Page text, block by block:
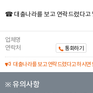
☎ 대출나라를 보고 연락드렸다고
업체명
연락처
통화하기
대출나라를 보고 연락드렸다고 하시면
※ 유의사항